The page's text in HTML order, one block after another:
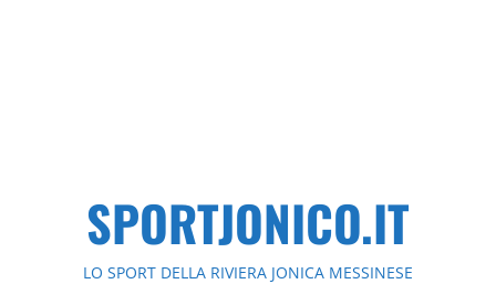
SPORTJONICO.IT
LO SPORT DELLA RIVIERA JONICA MESSINESE